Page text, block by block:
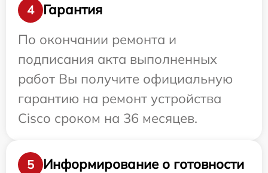
4
Гарантия
По окончании ремонта и
подписания акта выполненных
работ Вы получите официальную
гарантию на ремонт устройства
Cisco сроком на 36 месяцев.
5
Информирование о готовности